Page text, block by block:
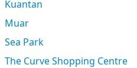
Kuantan
Muar
Sea Park
The Curve Shopping Centre